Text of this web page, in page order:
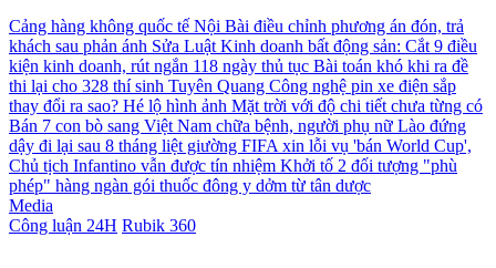
Cảng hàng không quốc tế Nội Bài điều chỉnh phương án đón, trả
khách sau phản ánh Sửa Luật Kinh doanh bất động sản: Cắt 9 điều
kiện kinh doanh, rút ngắn 118 ngày thủ tục Bài toán khó khi ra đề
thi lại cho 328 thí sinh Tuyên Quang Công nghệ pin xe điện sắp
thay đổi ra sao? Hé lộ hình ảnh Mặt trời với độ chi tiết chưa từng có
Bán 7 con bò sang Việt Nam chữa bệnh, người phụ nữ Lào đứng
dậy đi lại sau 8 tháng liệt giường FIFA xin lỗi vụ 'bán World Cup',
Chủ tịch Infantino vẫn được tín nhiệm Khởi tố 2 đối tượng "phù
phép" hàng ngàn gói thuốc đông y dởm từ tân dược
Media
Công luận 24H Rubik 360